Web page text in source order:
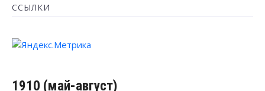
ССЫЛКИ
1910 (май-август)